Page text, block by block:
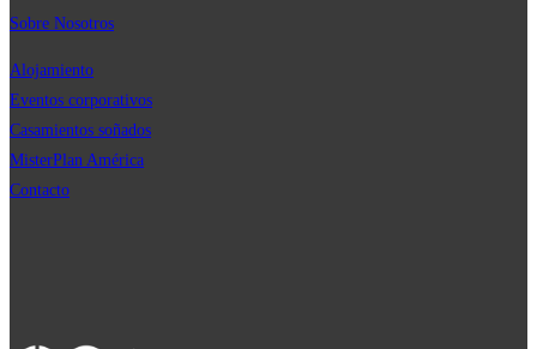
Sobre Nosotros
Alojamiento
Eventos corporativos
Casamientos soñados
MisterPlan América
Contacto